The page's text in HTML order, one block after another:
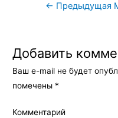
Навигация
← Предыдущая
Добавить
Ваш e-mail не будет
помечены *
Комментарий